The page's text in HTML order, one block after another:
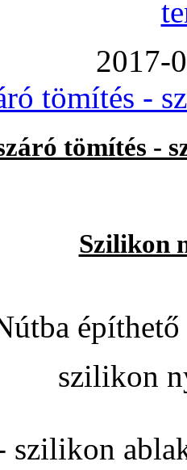
2017-
tömítés -
tömítés -
Szilikon
szilikon
szilikon